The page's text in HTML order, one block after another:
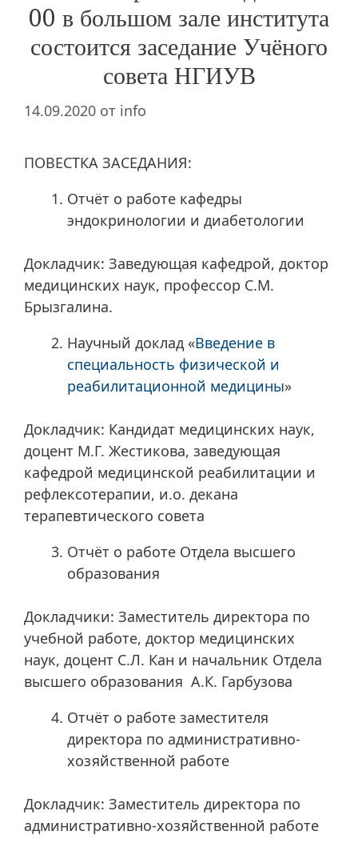
00 в большом зале института
состоится заседание Учёного
совета НГИУВ
14.09.2020 от info
ПОВЕСТКА ЗАСЕДАНИЯ:
Отчёт о работе кафедры
эндокринологии и диабетологии
Докладчик: Заведующая кафедрой, доктор
медицинских наук, профессор С.М.
Брызгалина.
Научный доклад «Введение в
специальность физической и
реабилитационной медицины»
Докладчик: Кандидат медицинских наук,
доцент М.Г. Жестикова, заведующая
кафедрой медицинской реабилитации и
рефлексотерапии, и.о. декана
терапевтического совета
Отчёт о работе Отдела высшего
образования
Докладчики: Заместитель директора по
учебной работе, доктор медицинских
наук, доцент С.Л. Кан и начальник Отдела
высшего образования А.К. Гарбузова
Отчёт о работе заместителя
директора по административно-
хозяйственной работе
Докладчик: Заместитель директора по
административно-хозяйственной работе